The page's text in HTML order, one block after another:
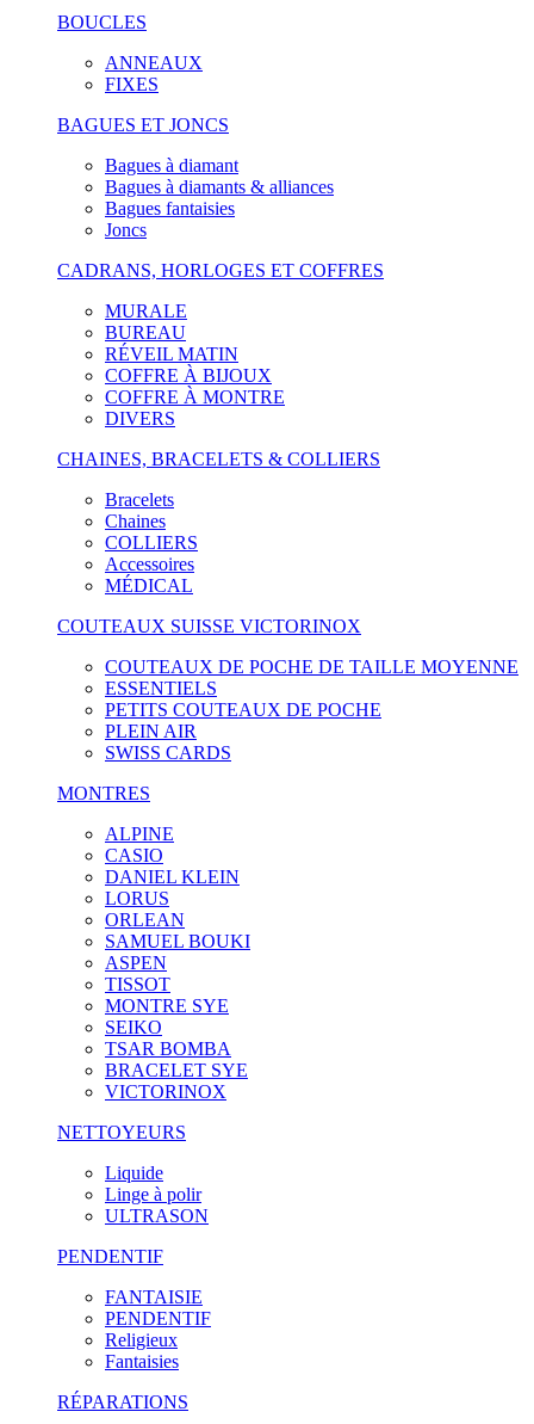
BOUCLES
ANNEAUX
FIXES
BAGUES ET JONCS
Bagues à diamant
Bagues à diamants & alliances
Bagues fantaisies
Joncs
CADRANS, HORLOGES ET COFFRES
MURALE
BUREAU
RÉVEIL MATIN
COFFRE À BIJOUX
COFFRE À MONTRE
DIVERS
CHAINES, BRACELETS & COLLIERS
Bracelets
Chaines
COLLIERS
Accessoires
MÉDICAL
COUTEAUX SUISSE VICTORINOX
COUTEAUX DE POCHE DE TAILLE MOYENNE
ESSENTIELS
PETITS COUTEAUX DE POCHE
PLEIN AIR
SWISS CARDS
MONTRES
ALPINE
CASIO
DANIEL KLEIN
LORUS
ORLEAN
SAMUEL BOUKI
ASPEN
TISSOT
MONTRE SYE
SEIKO
TSAR BOMBA
BRACELET SYE
VICTORINOX
NETTOYEURS
Liquide
Linge à polir
ULTRASON
PENDENTIF
FANTAISIE
PENDENTIF
Religieux
Fantaisies
RÉPARATIONS